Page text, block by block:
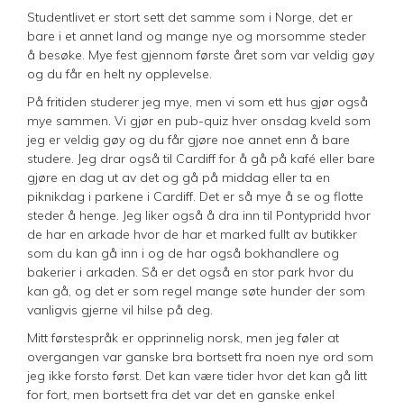
Studentlivet er stort sett det samme som i Norge, det er
bare i et annet land og mange nye og morsomme steder
å besøke. Mye fest gjennom første året som var veldig gøy
og du får en helt ny opplevelse.
På fritiden studerer jeg mye, men vi som ett hus gjør også
mye sammen. Vi gjør en pub-quiz hver onsdag kveld som
jeg er veldig gøy og du får gjøre noe annet enn å bare
studere. Jeg drar også til Cardiff for å gå på kafé eller bare
gjøre en dag ut av det og gå på middag eller ta en
piknikdag i parkene i Cardiff. Det er så mye å se og flotte
steder å henge. Jeg liker også å dra inn til Pontypridd hvor
de har en arkade hvor de har et marked fullt av butikker
som du kan gå inn i og de har også bokhandlere og
bakerier i arkaden. Så er det også en stor park hvor du
kan gå, og det er som regel mange søte hunder der som
vanligvis gjerne vil hilse på deg.
Mitt førstespråk er opprinnelig norsk, men jeg føler at
overgangen var ganske bra bortsett fra noen nye ord som
jeg ikke forsto først. Det kan være tider hvor det kan gå litt
for fort, men bortsett fra det var det en ganske enkel